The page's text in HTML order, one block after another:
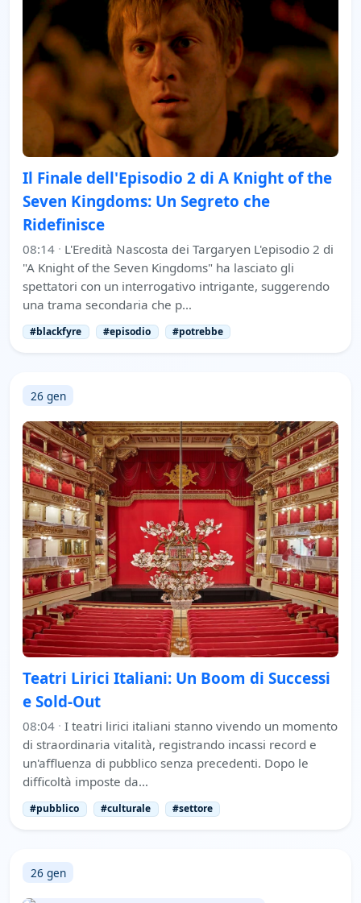
Il Finale dell'Episodio 2 di A Knight of the
Seven Kingdoms: Un Segreto che
Ridefinisce
08:14 · L'Eredità Nascosta dei Targaryen L'episodio 2 di
"A Knight of the Seven Kingdoms" ha lasciato gli
spettatori con un interrogativo intrigante, suggerendo
una trama secondaria che p…
#blackfyre #episodio #potrebbe
26 gen
Teatri Lirici Italiani: Un Boom di Successi
e Sold-Out
08:04 · I teatri lirici italiani stanno vivendo un momento
di straordinaria vitalità, registrando incassi record e
un'affluenza di pubblico senza precedenti. Dopo le
difficoltà imposte da…
#pubblico #culturale #settore
26 gen